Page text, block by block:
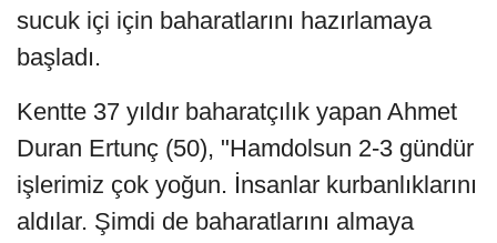
sucuk içi için baharatlarını hazırlamaya
başladı.
Kentte 37 yıldır baharatçılık yapan Ahmet
Duran Ertunç (50), "Hamdolsun 2-3 gündür
işlerimiz çok yoğun. İnsanlar kurbanlıklarını
aldılar. Şimdi de baharatlarını almaya